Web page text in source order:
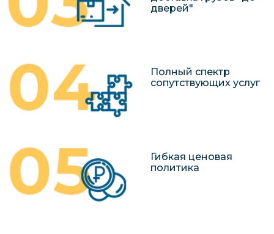
дверей"
Полный спектр
сопутствующих услуг
Гибкая ценовая
политика